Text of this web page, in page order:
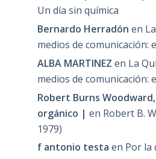
Un día sin química
Bernardo Herradón en
medios de comunicación:
ALBA MARTINEZ en La
medios de comunicación:
Robert Burns
orgánico | en Robert B.
1979)
f antonio testa en Por la